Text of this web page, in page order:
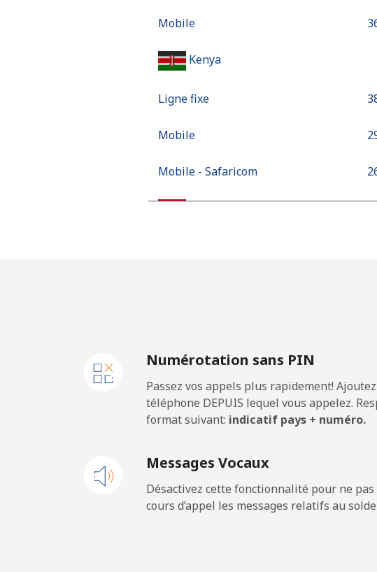
Mobile
Kenya
Ligne fixe
Mobile
Mobile - Safaricom
Mobile
Kuwait
Mobile
Kyrgyzstan
Numérotation sans PIN
Passez vos appels plus rapidement!
téléphone DEPUIS lequel vous appelez.
format suivant: indicatif pays + numéro.
Messages Vocaux
Désactivez cette fonctionnalité pour ne
cours d’appel les messages relatifs au